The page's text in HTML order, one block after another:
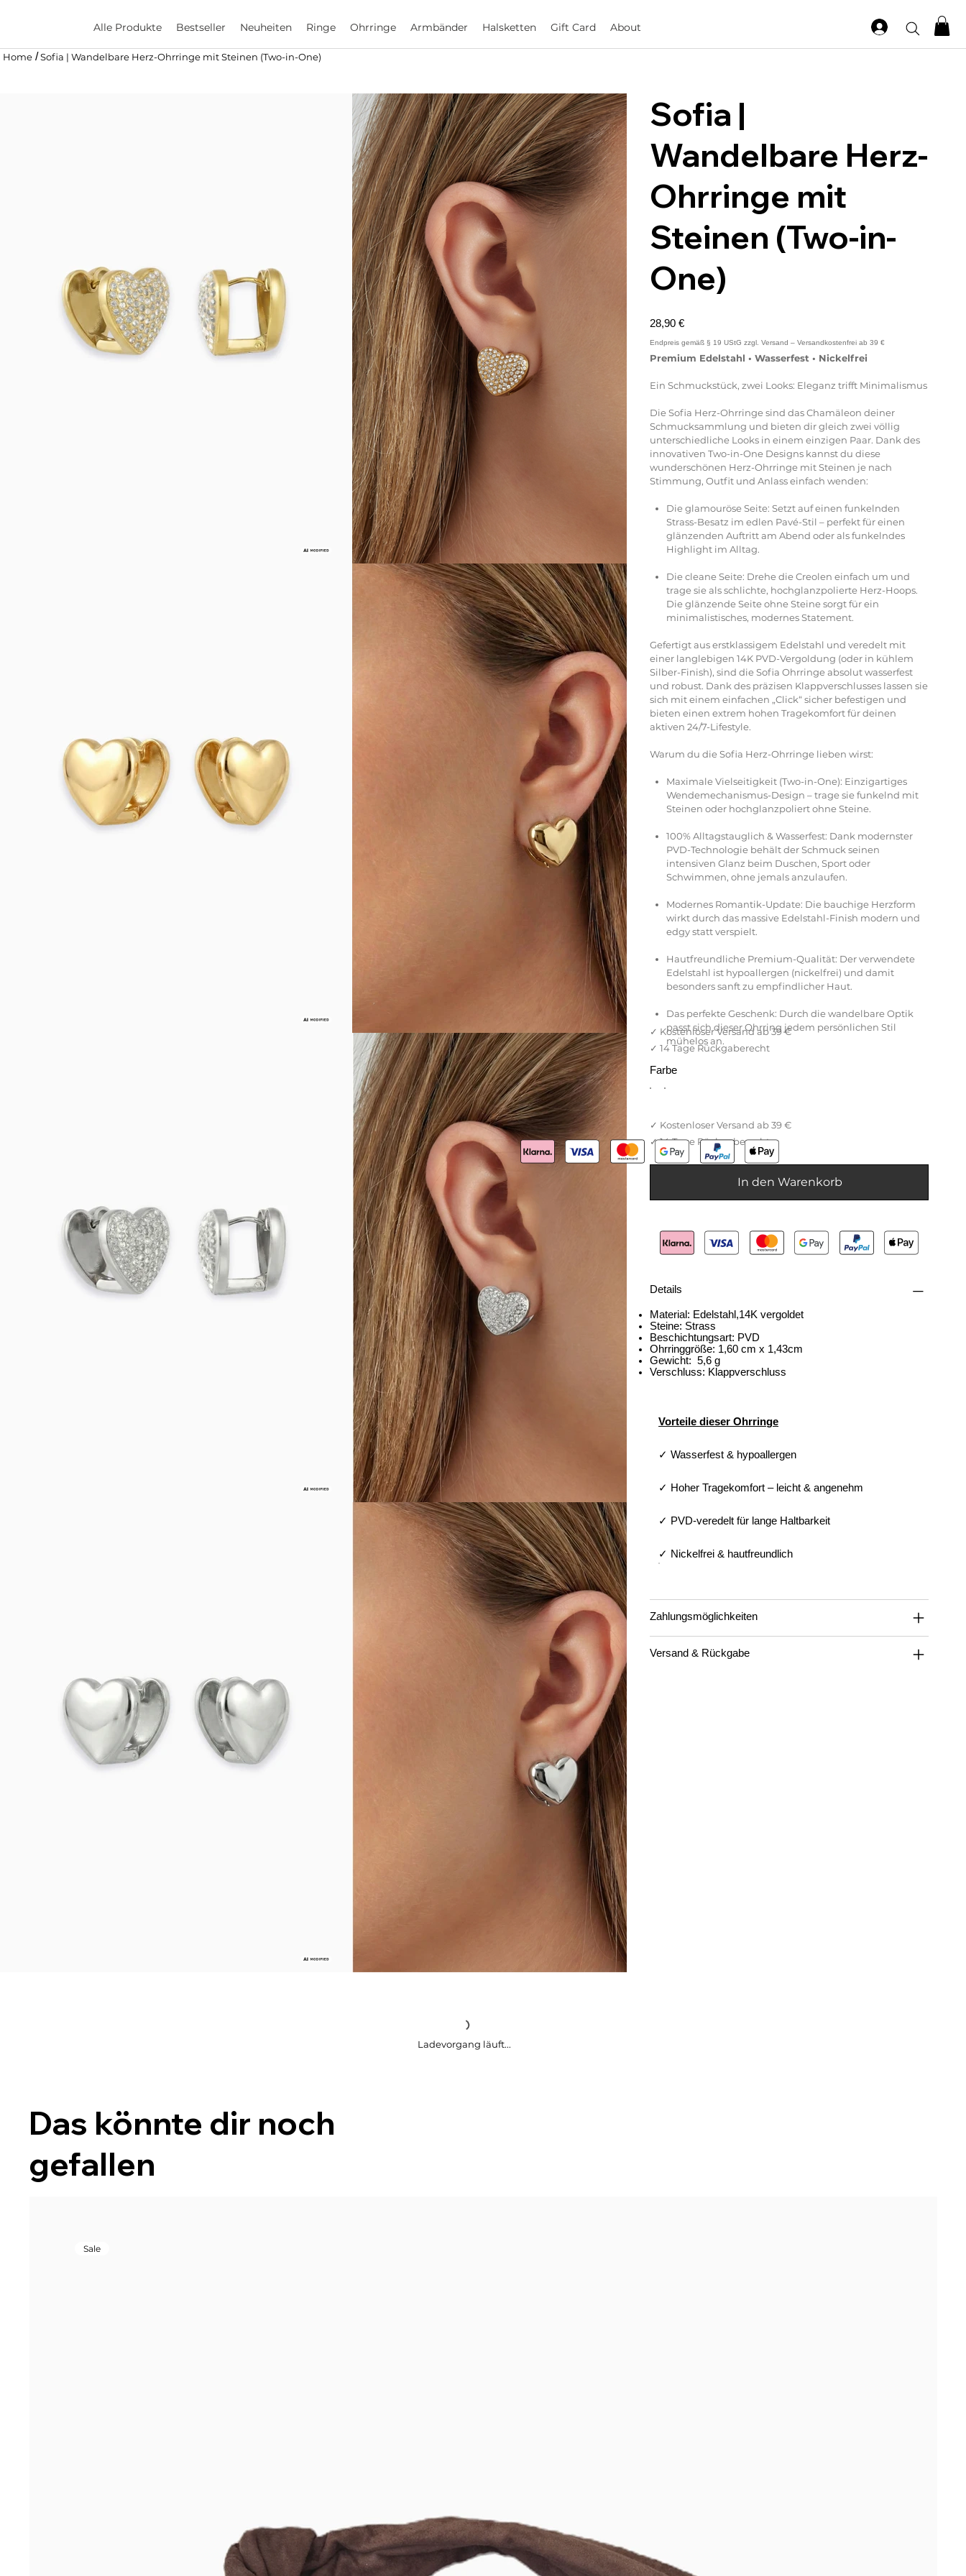
Alle Produkte Bestseller Neuheiten Ringe Ohrringe Armbänder Halsketten Gift Card About
Home / Sofia | Wandelbare Herz-Ohrringe mit Steinen (Two-in-One)
Sofia |
Wandelbare Herz-
Ohrringe mit
Steinen (Two-in-
One)
Preis
28,90 €
Premium Edelstahl • Wasserfest • Nickelfrei
Ein Schmuckstück, zwei Looks: Eleganz trifft Minimalismus
Die Sofia Herz-Ohrringe sind das Chamäleon deiner
Schmucksammlung und bieten dir gleich zwei völlig
unterschiedliche Looks in einem einzigen Paar. Dank des
innovativen Two-in-One Designs kannst du diese
wunderschönen Herz-Ohrringe mit Steinen je nach
Stimmung, Outfit und Anlass einfach wenden:
Die glamouröse Seite: Setzt auf einen funkelnden
Strass-Besatz im edlen Pavé-Stil – perfekt für einen
glänzenden Auftritt am Abend oder als funkelndes
Highlight im Alltag.
Die cleane Seite: Drehe die Creolen einfach um und
trage sie als schlichte, hochglanzpolierte Herz-Hoops.
Die glänzende Seite ohne Steine sorgt für ein
minimalistisches, modernes Statement.
Gefertigt aus erstklassigem Edelstahl und veredelt mit
einer langlebigen 14K PVD-Vergoldung (oder in kühlem
Silber-Finish), sind die Sofia Ohrringe absolut wasserfest
und robust. Dank des präzisen Klappverschlusses lassen sie
sich mit einem einfachen „Click“ sicher befestigen und
bieten einen extrem hohen Tragekomfort für deinen
aktiven 24/7-Lifestyle.
Warum du die Sofia Herz-Ohrringe lieben wirst:
Maximale Vielseitigkeit (Two-in-One): Einzigartiges
Wendemechanismus-Design – trage sie funkelnd mit
Steinen oder hochglanzpoliert ohne Steine.
100% Alltagstauglich & Wasserfest: Dank modernster
PVD-Technologie behält der Schmuck seinen
intensiven Glanz beim Duschen, Sport oder
Schwimmen, ohne jemals anzulaufen.
Modernes Romantik-Update: Die bauchige Herzform
wirkt durch das massive Edelstahl-Finish modern und
edgy statt verspielt.
Hautfreundliche Premium-Qualität: Der verwendete
Edelstahl ist hypoallergen (nickelfrei) und damit
besonders sanft zu empfindlicher Haut.
Das perfekte Geschenk: Durch die wandelbare Optik
passt sich dieser Ohrring jedem persönlichen Stil
mühelos an.
Farbe
In den Warenkorb
Details
Material: Edelstahl,14K vergoldet
Steine: Strass
Beschichtungsart: PVD
Ohrringgröße: 1,60 cm x 1,43cm
Gewicht: 5,6 g
Verschluss: Klappverschluss
Vorteile dieser Ohrringe
✓ Wasserfest & hypoallergen
✓ Hoher Tragekomfort – leicht & angenehm
✓ PVD-veredelt für lange Haltbarkeit
✓ Nickelfrei & hautfreundlich
Zahlungsmöglichkeiten
Versand & Rückgabe
Ladevorgang läuft...
Das könnte dir noch
gefallen
Sale